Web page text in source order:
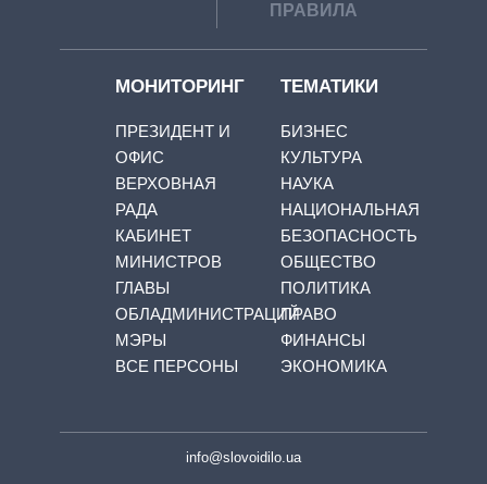
ПРАВИЛА
МОНИТОРИНГ
ПРЕЗИДЕНТ И
ОФИС
ВЕРХОВНАЯ
РАДА
КАБИНЕТ
МИНИСТРОВ
ГЛАВЫ
ОБЛАДМИНИСТРАЦИЙ
МЭРЫ
ВСЕ ПЕРСОНЫ
ТЕМАТИКИ
БИЗНЕС
КУЛЬТУРА
НАУКА
НАЦИОНАЛЬНАЯ
БЕЗОПАСНОСТЬ
ОБЩЕСТВО
ПОЛИТИКА
ПРАВО
ФИНАНСЫ
ЭКОНОМИКА
info@slovoidilo.ua